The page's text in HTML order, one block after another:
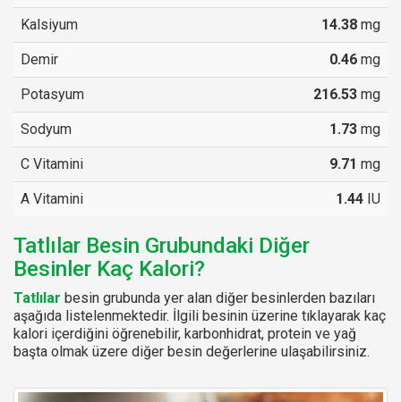
Kalsiyum 14.38 mg
Demir 0.46 mg
Potasyum 216.53 mg
Sodyum 1.73 mg
C Vitamini 9.71 mg
A Vitamini 1.44 IU
Tatlılar Besin Grubundaki Diğer
Besinler Kaç Kalori?
Tatlılar besin grubunda yer alan diğer besinlerden bazıları
aşağıda listelenmektedir. İlgili besinin üzerine tıklayarak kaç
kalori içerdiğini öğrenebilir, karbonhidrat, protein ve yağ
başta olmak üzere diğer besin değerlerine ulaşabilirsiniz.